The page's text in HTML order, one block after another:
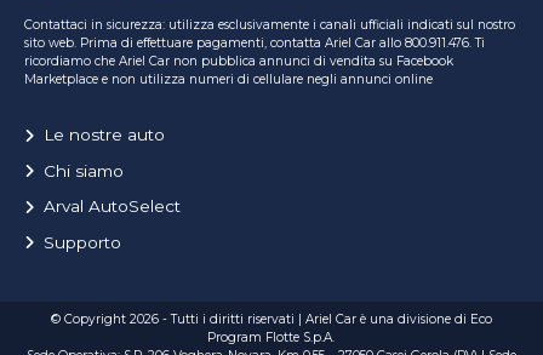
Contattaci in sicurezza: utilizza esclusivamente i canali ufficiali indicati sul nostro
sito web. Prima di effettuare pagamenti, contatta Ariel Car allo 800.911.476. Ti
ricordiamo che Ariel Car non pubblica annunci di vendita su Facebook
Marketplace e non utilizza numeri di cellulare negli annunci online
Le nostre auto
Chi siamo
Arval AutoSelect
Supporto
© Copyright 2026 - Tutti i diritti riservati | Ariel Car è una divisione di Eco
Program Flotte S.p.A.